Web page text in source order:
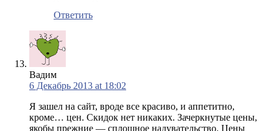
Ответить
Вадим
6 Декабрь 2013 at 18:02
Я зашел на сайт, вроде все красиво, и аппетитно,
кроме… цен. Скидок нет никаких. Зачеркнутые цены,
якобы прежние — сплошное надувательство. Цены